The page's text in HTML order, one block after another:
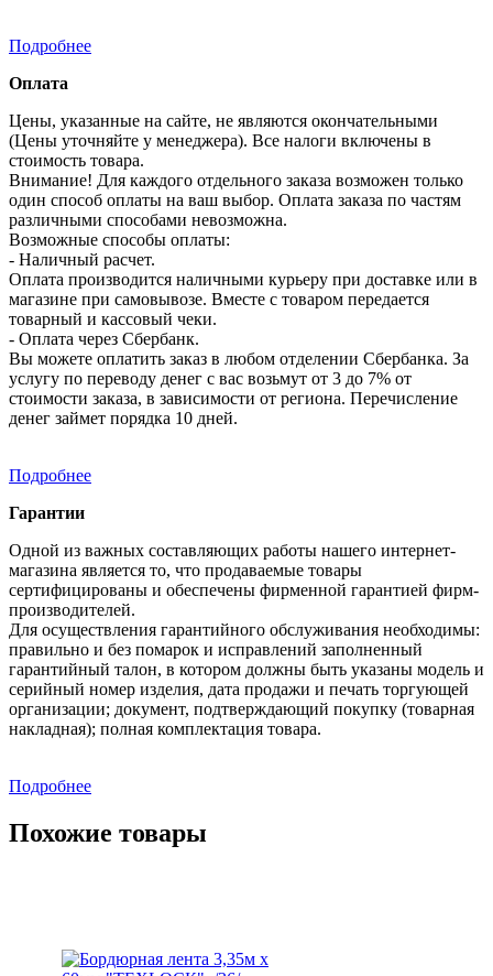
Подробнее
Оплата
Цены, указанные на сайте, не являются окончательными
(Цены уточняйте у менеджера). Все налоги включены в
стоимость товара.
Внимание! Для каждого отдельного заказа возможен только
один способ оплаты на ваш выбор. Оплата заказа по частям
различными способами невозможна.
Возможные способы оплаты:
- Наличный расчет.
Оплата производится наличными курьеру при доставке или в
магазине при самовывозе. Вместе с товаром передается
товарный и кассовый чеки.
- Оплата через Сбербанк.
Вы можете оплатить заказ в любом отделении Сбербанка. За
услугу по переводу денег с вас возьмут от 3 до 7% от
стоимости заказа, в зависимости от региона. Перечисление
денег займет порядка 10 дней.
Подробнее
Гарантии
Одной из важных составляющих работы нашего интернет-
магазина является то, что продаваемые товары
сертифицированы и обеспечены фирменной гарантией фирм-
производителей.
Для осуществления гарантийного обслуживания необходимы:
правильно и без помарок и исправлений заполненный
гарантийный талон, в котором должны быть указаны модель и
серийный номер изделия, дата продажи и печать торгующей
организации; документ, подтверждающий покупку (товарная
накладная); полная комплектация товара.
Подробнее
Похожие товары